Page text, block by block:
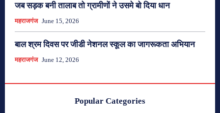
जब सड़क बनी तालाब तो ग्रामीणों ने उसमे बो दिया धान
महराजगंज June 15, 2026
बाल श्रम दिवस पर जीडी नेशनल स्कूल का जागरूकता अभियान
महराजगंज June 12, 2026
Popular Categories